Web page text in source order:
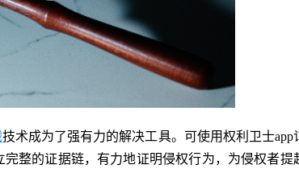
技术成为了强有力的解决工具。可使用权利卫士app
整的证据链，有力地证明侵权行为，为侵权者提